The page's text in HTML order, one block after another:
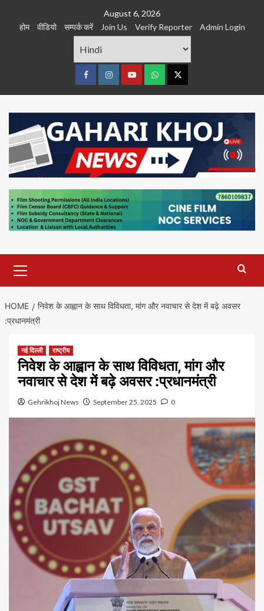
August 6, 2026
होम
वीडियो सम्पर्क करें Join Us Verify Reporter Admin Login
FacebookInstagramyoutubeWhatsTwitter
Menu
HOME
निवेश के आह्वान के साथ विविधता, मांग और नवाचार से देश में बढ़े अवसर
:प्रधानमंत्री
नई दिल्ली राष्ट्रीय
निवेश के आह्वान के साथ विविधता, मांग और
नवाचार से देश में बढ़े अवसर :प्रधानमंत्री
Gehrikhoj News September 25, 2025 0